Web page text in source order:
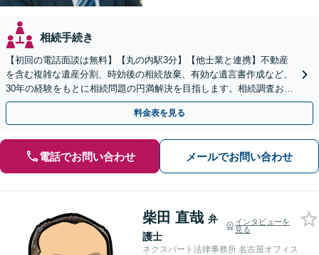
相続手続き
【初回の電話面談は無料】【丸の内駅3分】【他士業と連携】不動産
を含む複雑な遺産分割、時効後の相続放棄、有効な遺言書作成など、
30年の経験をもとに相続問題の円満解決を目指します。相続調査お任
せパックあり【出張対応可】【夜間休日対応】
料金表を見る
電話でお問い合わせ メールでお問い合わせ
柴田 直哉 弁
護士
インタビューを
見る
ネクスパート法律事務所 名古屋オフィス